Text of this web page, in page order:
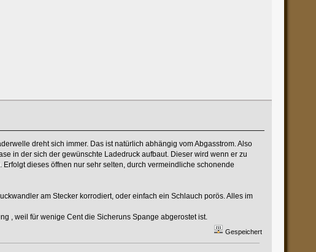
dreht sich immer. Das ist natürlich abhängig vom Abgasstrom. Also
in der sich der gewünschte Ladedruck aufbaut. Dieser wird wenn er zu
dieses öffnen nur sehr selten, durch vermeindliche schonende
am Stecker korrodiert, oder einfach ein Schlauch porös. Alles im
, weil für wenige Cent die Sicheruns Spange abgerostet ist.
Gespeichert